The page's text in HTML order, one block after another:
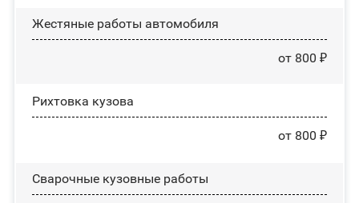
Жестяные работы автомобиля
от 800 ₽
Рихтовка кузова
от 800 ₽
Сварочные кузовные работы